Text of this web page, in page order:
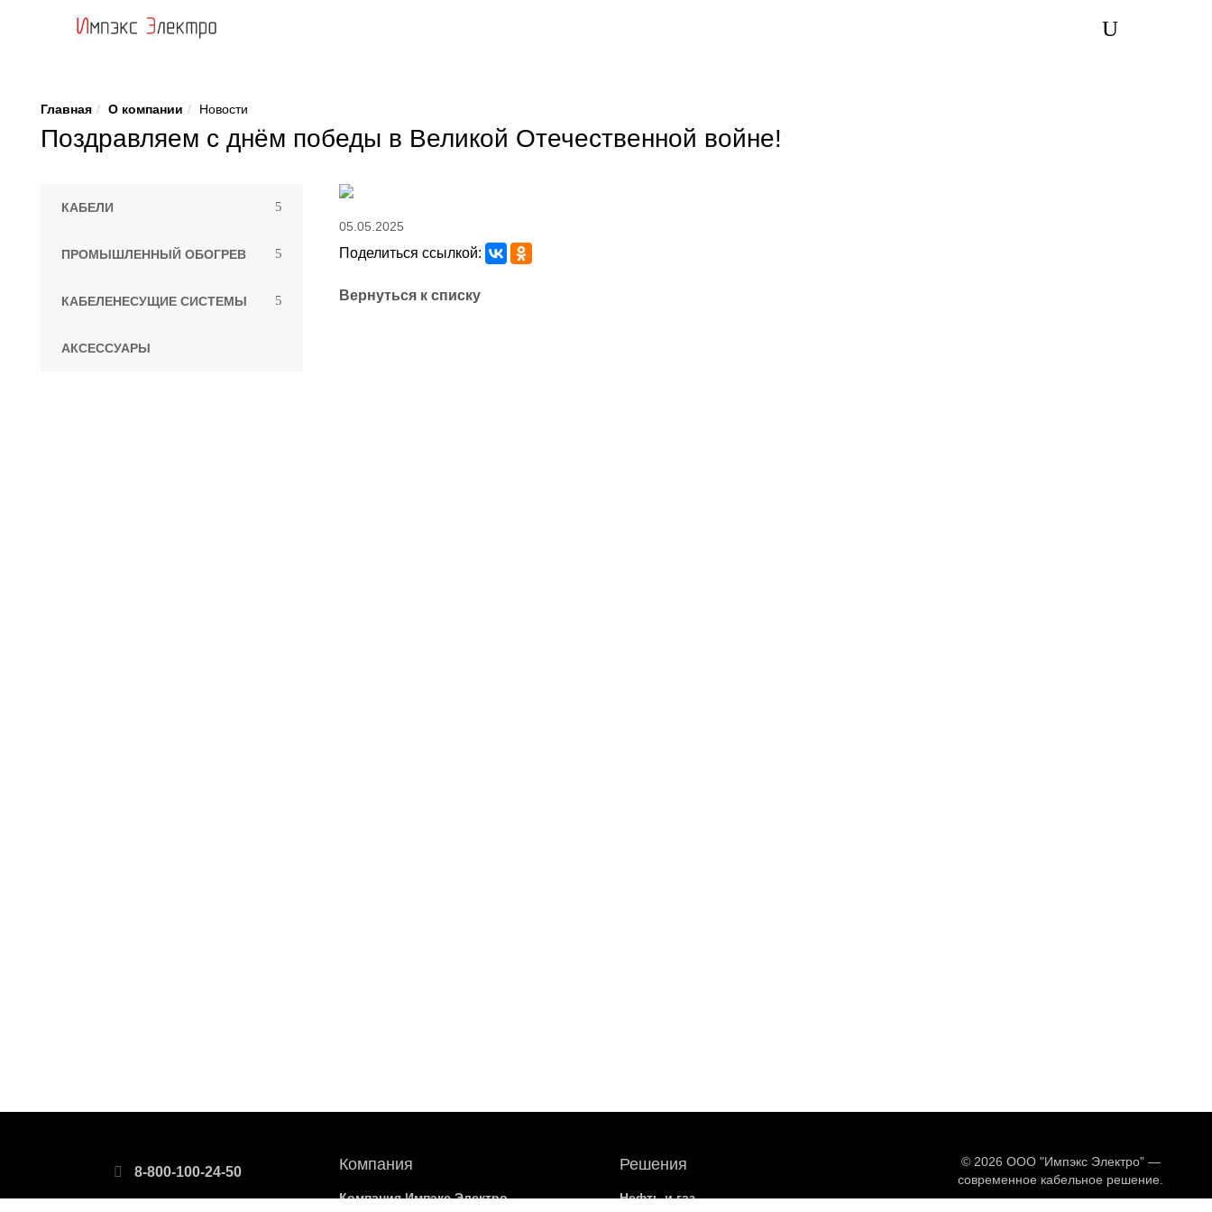
Главная О компании Новости
Поздравляем с днём победы в Великой Отечественной войне!
КАБЕЛИ
ПРОМЫШЛЕННЫЙ ОБОГРЕВ
КАБЕЛЕНЕСУЩИЕ СИСТЕМЫ
АКСЕССУАРЫ
05.05.2025
Поделиться ссылкой:
Вернуться к списку
8-800-100-24-50 Компания
Компания Импэкс Электро
Решения
Нефть и газ
© 2026 ООО "Импэкс Электро" —
современное кабельное решение.